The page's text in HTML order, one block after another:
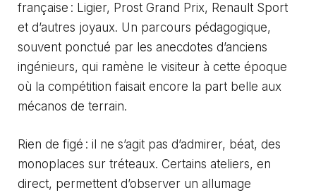
française : Ligier, Prost Grand Prix, Renault Sport
et d’autres joyaux. Un parcours pédagogique,
souvent ponctué par les anecdotes d’anciens
ingénieurs, qui ramène le visiteur à cette époque
où la compétition faisait encore la part belle aux
mécanos de terrain.
Rien de figé : il ne s’agit pas d’admirer, béat, des
monoplaces sur tréteaux. Certains ateliers, en
direct, permettent d’observer un allumage